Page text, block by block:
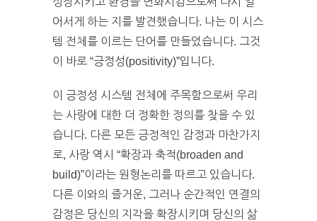
어서게 하는 지를 발견했습니다. 나는 이 시스
템 전체를 이르는 단어를 만들었습니다. 그것
이 바로 “긍정성(positivity)”입니다.
이 긍정성 시스템 전체에 주목함으로써 우리
는 사랑에 대한 더 정확한 정의를 찾을 수 있
습니다. 다른 모든 긍정적인 감정과 마찬가지
로, 사랑 역시 “확장과 축적(broaden and
build)”이라는 원형논리를 따르고 있습니다.
다른 이와의 즐거운, 그러나 순간적인 연결의
감정은 당신의 지각을 확장시키며 당신의 삶